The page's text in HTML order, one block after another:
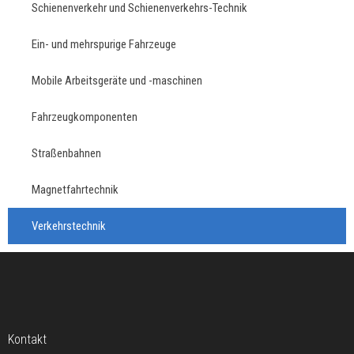
Schienenverkehr und Schienenverkehrs-Technik
Ein- und mehrspurige Fahrzeuge
Mobile Arbeitsgeräte und -maschinen
Fahrzeugkomponenten
Straßenbahnen
Magnetfahrtechnik
Verkehrstechnik
Kontakt